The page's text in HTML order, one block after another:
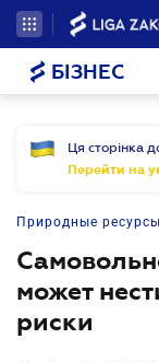
БІЗНЕС
Ця сторінка
Перейти на
Природные ресурсы
может
риски